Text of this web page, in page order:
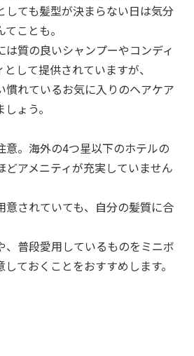
しても髪型が決まらない日は気分
ことも。
質の良いシャンプーやコンディ
して提供されていますが、
慣れているお気に入りのヘアケア
ょう。
意。海外の4つ星以下のホテルの
どアメニティが充実していません
意されていても、自分の髪質に合
、普段愛用しているものをミニボ
ておくことをおすすめします。